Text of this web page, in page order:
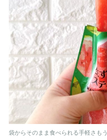
袋からそのまま食べられる手軽さも